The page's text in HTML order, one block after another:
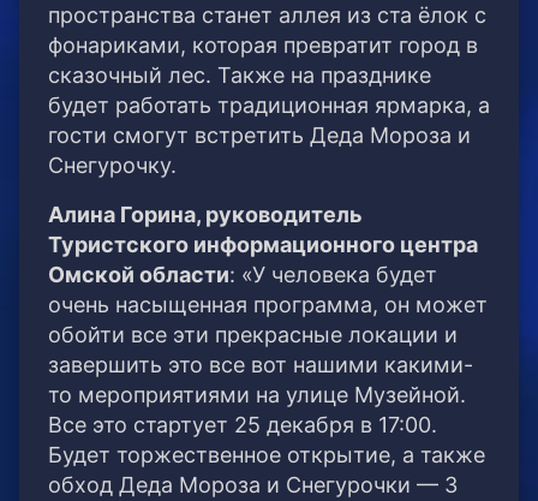
пространства станет аллея из ста ёлок с
фонариками, которая превратит город в
сказочный лес. Также на празднике
будет работать традиционная ярмарка, а
гости смогут встретить Деда Мороза и
Снегурочку.
Алина Горина, руководитель
Туристского информационного центра
Омской области: «У человека будет
очень насыщенная программа, он может
обойти все эти прекрасные локации и
завершить это все вот нашими какими-
то мероприятиями на улице Музейной.
Все это стартует 25 декабря в 17:00.
Будет торжественное открытие, а также
обход Деда Мороза и Снегурочки — 3